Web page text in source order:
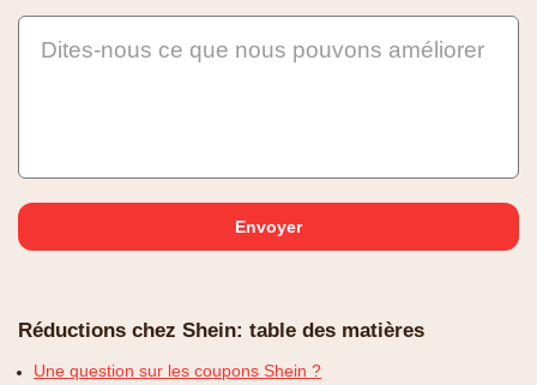
Dites-nous ce que nous pouvons améliorer
Réductions chez Shein: table des matières
Une question sur les coupons Shein ?